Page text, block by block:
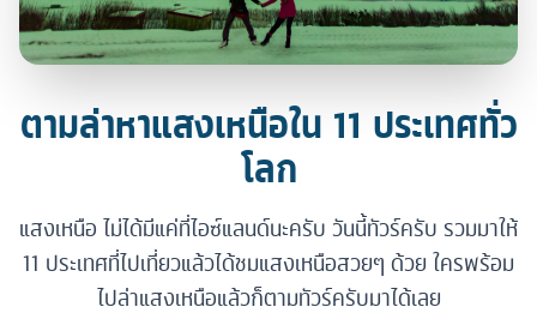
ตามล่าหาแสงเหนือใน 11 ประเทศทั่ว
โลก
แสงเหนือ ไม่ได้มีแค่ที่ไอซ์แลนด์นะครับ วันนี้ทัวร์ครับ รวมมาให้
11 ประเทศที่ไปเที่ยวแล้วได้ชมแสงเหนือสวยๆ ด้วย ใครพร้อม
ไปล่าแสงเหนือแล้วก็ตามทัวร์ครับมาได้เลย